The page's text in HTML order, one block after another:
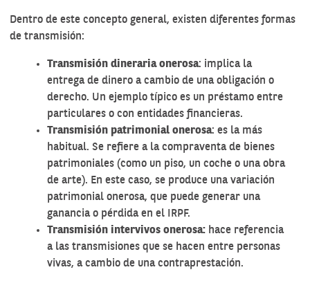
Dentro de este concepto general, existen diferentes formas
de transmisión:
Transmisión dineraria onerosa: implica la
entrega de dinero a cambio de una obligación o
derecho. Un ejemplo típico es un préstamo entre
particulares o con entidades financieras.
Transmisión patrimonial onerosa: es la más
habitual. Se refiere a la compraventa de bienes
patrimoniales (como un piso, un coche o una obra
de arte). En este caso, se produce una variación
patrimonial onerosa, que puede generar una
ganancia o pérdida en el IRPF.
Transmisión intervivos onerosa: hace referencia
a las transmisiones que se hacen entre personas
vivas, a cambio de una contraprestación.